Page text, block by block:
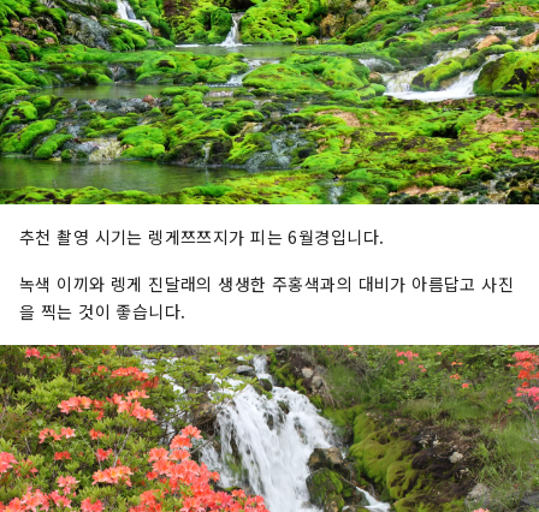
추천 촬영 시기는 렝게쯔쯔지가 피는 6월경입니다.
녹색 이끼와 렝게 진달래의 생생한 주홍색과의 대비가 아름답고 사진
을 찍는 것이 좋습니다.